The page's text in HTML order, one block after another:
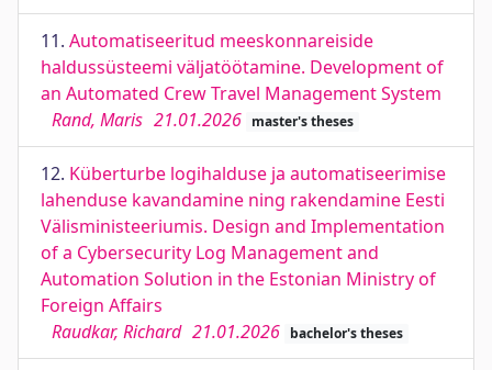
11. Automatiseeritud meeskonnareiside
haldussüsteemi väljatöötamine. Development of
an Automated Crew Travel Management System
Rand, Maris 21.01.2026 master's theses
12. Küberturbe logihalduse ja automatiseerimise
lahenduse kavandamine ning rakendamine Eesti
Välisministeeriumis. Design and Implementation
of a Cybersecurity Log Management and
Automation Solution in the Estonian Ministry of
Foreign Affairs
Raudkar, Richard 21.01.2026 bachelor's theses